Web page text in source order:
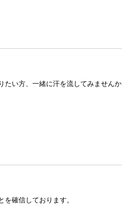
たい方、一緒に汗を流してみませんか
確信しております。